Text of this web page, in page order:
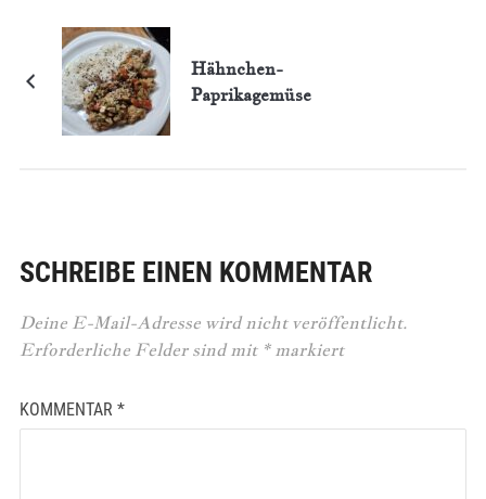
Hähnchen-
Paprikagemüse
SCHREIBE EINEN KOMMENTAR
Deine E-Mail-Adresse wird nicht veröffentlicht.
Erforderliche Felder sind mit *markiert
KOMMENTAR *